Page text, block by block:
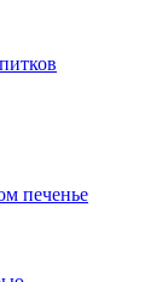
печенье